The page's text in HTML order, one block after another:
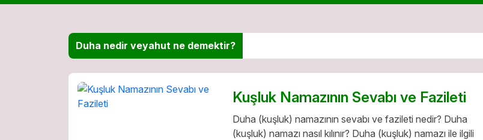
Duha nedir veyahut ne demektir?
Kuşluk Namazının Sevabı ve Fazileti
Duha (kuşluk) namazının sevabı ve fazileti nedir? Duha
(kuşluk) namazı nasıl kılınır? Duha (kuşluk) namazı ile ilgili